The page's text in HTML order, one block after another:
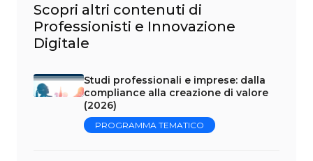
Scopri altri contenuti di
Professionisti e Innovazione
Digitale
Studi professionali e imprese: dalla
compliance alla creazione di valore
(2026)
PROGRAMMA TEMATICO